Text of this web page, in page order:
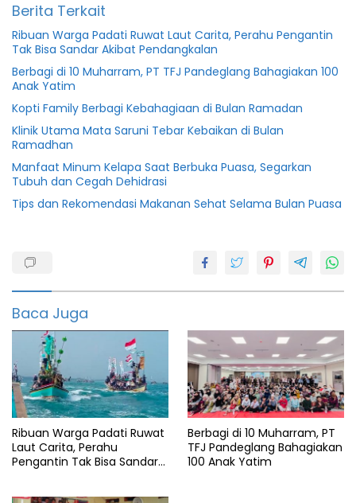
Berita Terkait
Ribuan Warga Padati Ruwat Laut Carita, Perahu Pengantin
Tak Bisa Sandar Akibat Pendangkalan
Berbagi di 10 Muharram, PT TFJ Pandeglang Bahagiakan 100
Anak Yatim
Kopti Family Berbagi Kebahagiaan di Bulan Ramadan
Klinik Utama Mata Saruni Tebar Kebaikan di Bulan
Ramadhan
Manfaat Minum Kelapa Saat Berbuka Puasa, Segarkan
Tubuh dan Cegah Dehidrasi
Tips dan Rekomendasi Makanan Sehat Selama Bulan Puasa
Masker
Pokja
Wartawan
Porwan
Porwan
Pandeglang
Baca Juga
Ribuan Warga Padati Ruwat
Laut Carita, Perahu
Pengantin Tak Bisa Sandar
Berbagi di 10 Muharram, PT
TFJ Pandeglang Bahagiakan
100 Anak Yatim